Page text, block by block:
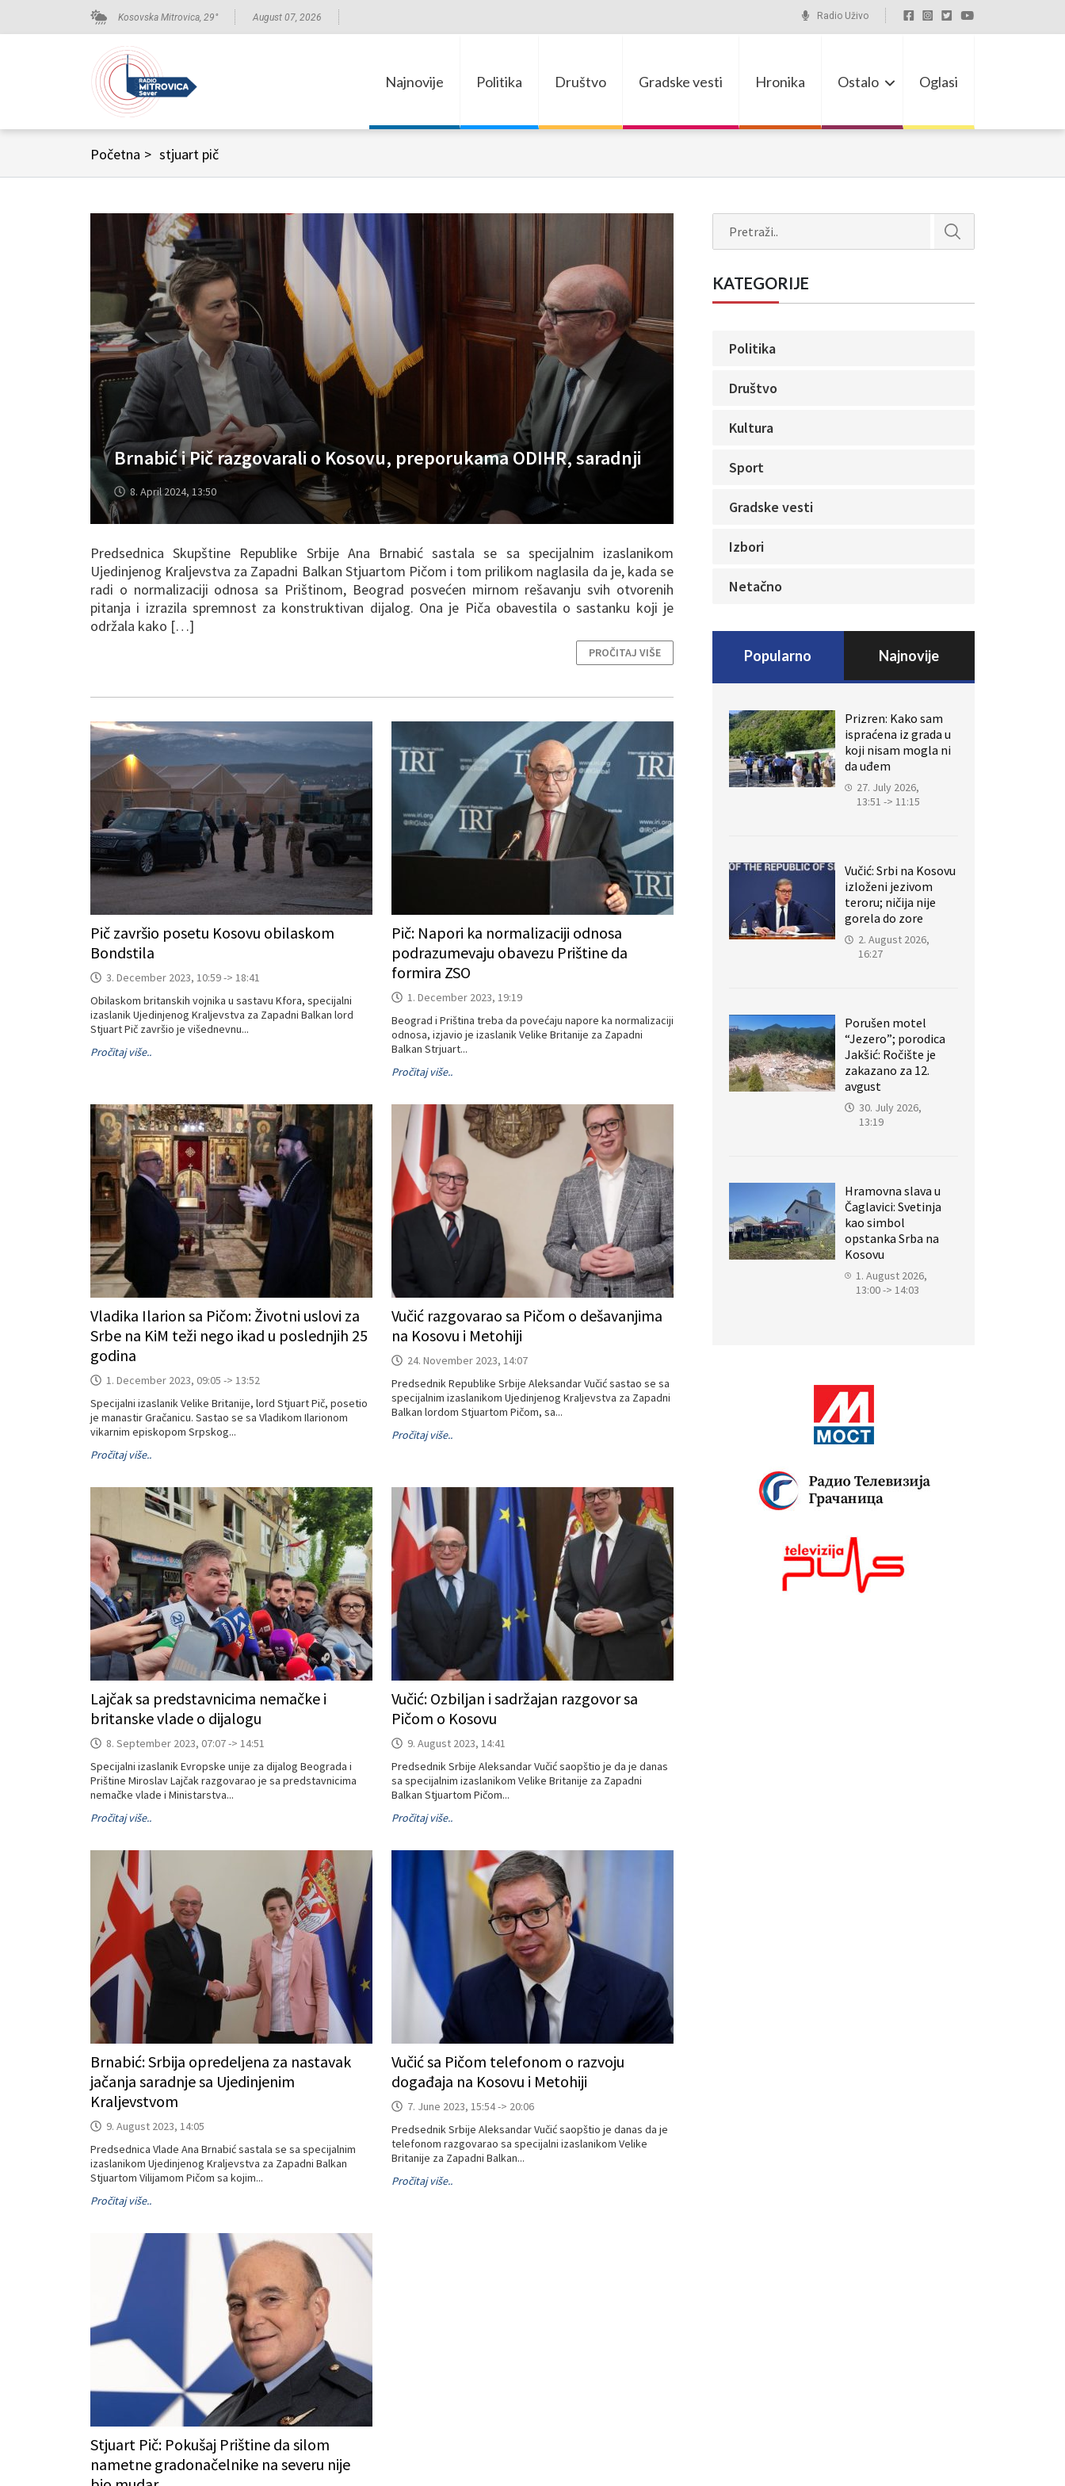
Kosovska Mitrovica, 29° August 07, 2026 Radio Uživo
Najnovije Politika Društvo Gradske vesti Hronika Ostalo Oglasi
Početna > stjuart pič
Brnabić i Pič razgovarali o Kosovu, preporukama ODIHR, saradnji
8. April 2024, 13:50
Predsednica Skupštine Republike Srbije Ana Brnabić sastala se sa specijalnim izaslanikom
Ujedinjenog Kraljevstva za Zapadni Balkan Stjuartom Pičom i tom prilikom naglasila da je, kada se
radi o normalizaciji odnosa sa Prištinom, Beograd posvećen mirnom rešavanju svih otvorenih
pitanja i izrazila spremnost za konstruktivan dijalog. Ona je Piča obavestila o sastanku koji je
održala kako […]
PROČITAJ VIŠE
Pič završio posetu Kosovu obilaskom
Bondstila
3. December 2023, 10:59 -> 18:41
Obilaskom britanskih vojnika u sastavu Kfora, specijalni
izaslanik Ujedinjenog Kraljevstva za Zapadni Balkan lord
Stjuart Pič završio je višednevnu...
Pročitaj više..
Pič: Napori ka normalizaciji odnosa
podrazumevaju obavezu Prištine da
formira ZSO
1. December 2023, 19:19
Beograd i Priština treba da povećaju napore ka normalizaciji
odnosa, izjavio je izaslanik Velike Britanije za Zapadni
Balkan Strjuart...
Pročitaj više..
Vladika Ilarion sa Pičom: Životni uslovi za
Srbe na KiM teži nego ikad u poslednjih 25
godina
1. December 2023, 09:05 -> 13:52
Specijalni izaslanik Velike Britanije, lord Stjuart Pič, posetio
je manastir Gračanicu. Sastao se sa Vladikom Ilarionom
vikarnim episkopom Srpskog...
Pročitaj više..
Vučić razgovarao sa Pičom o dešavanjima
na Kosovu i Metohiji
24. November 2023, 14:07
Predsednik Republike Srbije Aleksandar Vučić sastao se sa
specijalnim izaslanikom Ujedinjenog Kraljevstva za Zapadni
Balkan lordom Stjuartom Pičom, sa...
Pročitaj više..
Lajčak sa predstavnicima nemačke i
britanske vlade o dijalogu
8. September 2023, 07:07 -> 14:51
Specijalni izaslanik Evropske unije za dijalog Beograda i
Prištine Miroslav Lajčak razgovarao je sa predstavnicima
nemačke vlade i Ministarstva...
Pročitaj više..
Vučić: Ozbiljan i sadržajan razgovor sa
Pičom o Kosovu
9. August 2023, 14:41
Predsednik Srbije Aleksandar Vučić saopštio je da je danas
sa specijalnim izaslanikom Velike Britanije za Zapadni
Balkan Stjuartom Pičom...
Pročitaj više..
Brnabić: Srbija opredeljena za nastavak
jačanja saradnje sa Ujedinjenim
Kraljevstvom
9. August 2023, 14:05
Predsednica Vlade Ana Brnabić sastala se sa specijalnim
izaslanikom Ujedinjenog Kraljevstva za Zapadni Balkan
Stjuartom Vilijamom Pičom sa kojim...
Pročitaj više..
Vučić sa Pičom telefonom o razvoju
događaja na Kosovu i Metohiji
7. June 2023, 15:54 -> 20:06
Predsednik Srbije Aleksandar Vučić saopštio je danas da je
telefonom razgovarao sa specijalni izaslanikom Velike
Britanije za Zapadni Balkan...
Pročitaj više..
Stjuart Pič: Pokušaj Prištine da silom
nametne gradonačelnike na severu nije
KATEGORIJE
Politika
Društvo
Kultura
Sport
Gradske vesti
Izbori
Netačno
Popularno Najnovije
Prizren: Kako sam
ispraćena iz grada u
koji nisam mogla ni
da uđem
27. July 2026,
13:51 -> 11:15
Vučić: Srbi na Kosovu
izloženi jezivom
teroru; ničija nije
gorela do zore
2. August 2026,
16:27
Porušen motel
“Jezero”; porodica
Jakšić: Ročište je
zakazano za 12.
avgust
30. July 2026,
13:19
Hramovna slava u
Čaglavici: Svetinja
kao simbol
opstanka Srba na
Kosovu
1. August 2026,
13:00 -> 14:03